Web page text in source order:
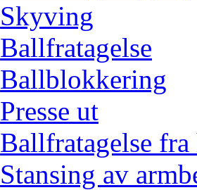
Skyving
Ballfratagelse
Ballblokkering
Presse ut
Ballfratagelse fra
Stansing av